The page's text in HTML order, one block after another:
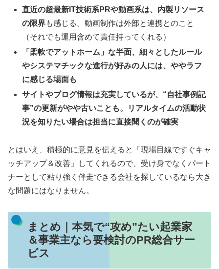
直近の超最新IT技術系PRや動画系は、内製リソース
の限界も感じる。動画制作は外部と連携とのこと
（それでも運用含めて責任持ってくれる）
「柔軟でアットホーム」な半面、細々としたルール
やシステマチックな進行が好みの人には、ややラフ
に感じる場面も
サイトやブログ情報は充実しているが、“自社事例記
事”の更新がやや古いことも。リアルタイムの活動状
況を知りたい場合は担当に直接聞くのが確実
とはいえ、積極的に意見を伝えると「現場目線ですぐキャ
ッチアップ＆改善」してくれるので、受け身でなくパート
ナーとして粘り強く伴走できる会社を探しているなら大き
な問題にはなりません。
まとめ｜本気で“攻め”たい起業家
＆事業主なら要検討のPR総合サー
ビス